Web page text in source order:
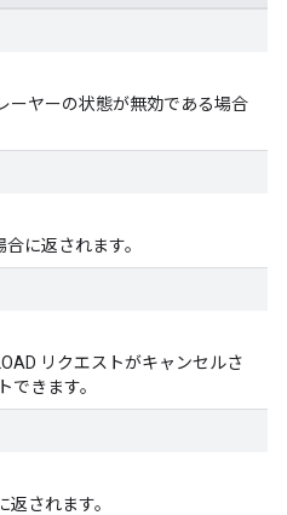
ーヤーの状態が無効である場合
に返されます。
リクエストがキャンセルさ
できます。
されます。